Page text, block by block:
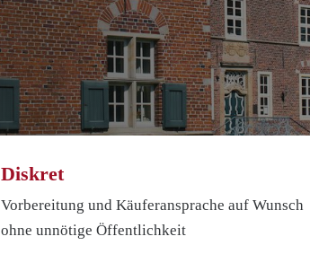
Diskret
Vorbereitung und Käuferansprache auf Wunsch
ohne unnötige Öffentlichkeit